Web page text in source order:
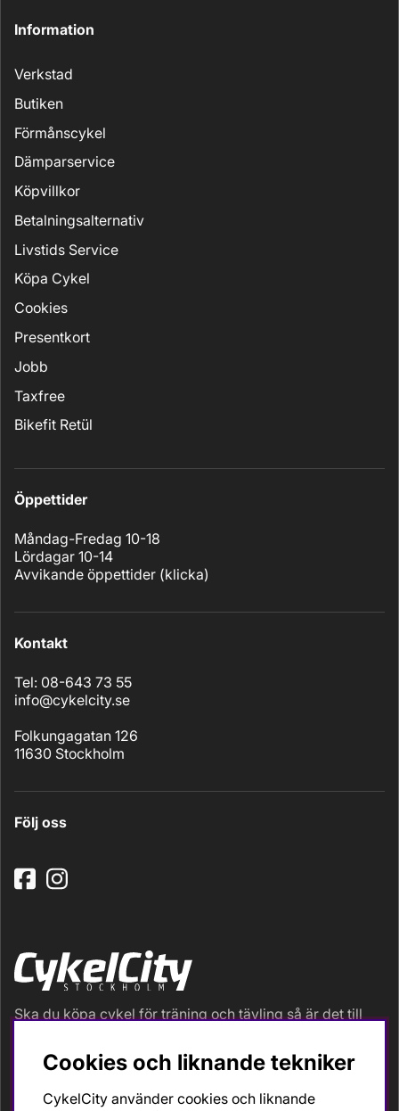
Information
Verkstad
Butiken
Förmånscykel
Dämparservice
Köpvillkor
Betalningsalternativ
Livstids Service
Köpa Cykel
Cookies
Presentkort
Jobb
Taxfree
Bikefit Retül
Öppettider
Måndag-Fredag 10-18
Lördagar 10-14
Avvikande öppettider (klicka)
Kontakt
Tel: 08-643 73 55
info@cykelcity.se
Folkungagatan 126
11630 Stockholm
Följ oss
Ska du köpa cykel för träning och tävling så är det till
Vi är en mycket personlig cykelaffär med hög
servicegrad och alla vi som jobbar är inbitna cyklister
och dess produkter. Gör din bästa cykelaffär på
Cookies och liknande tekniker
CykelCity använder cookies och liknande